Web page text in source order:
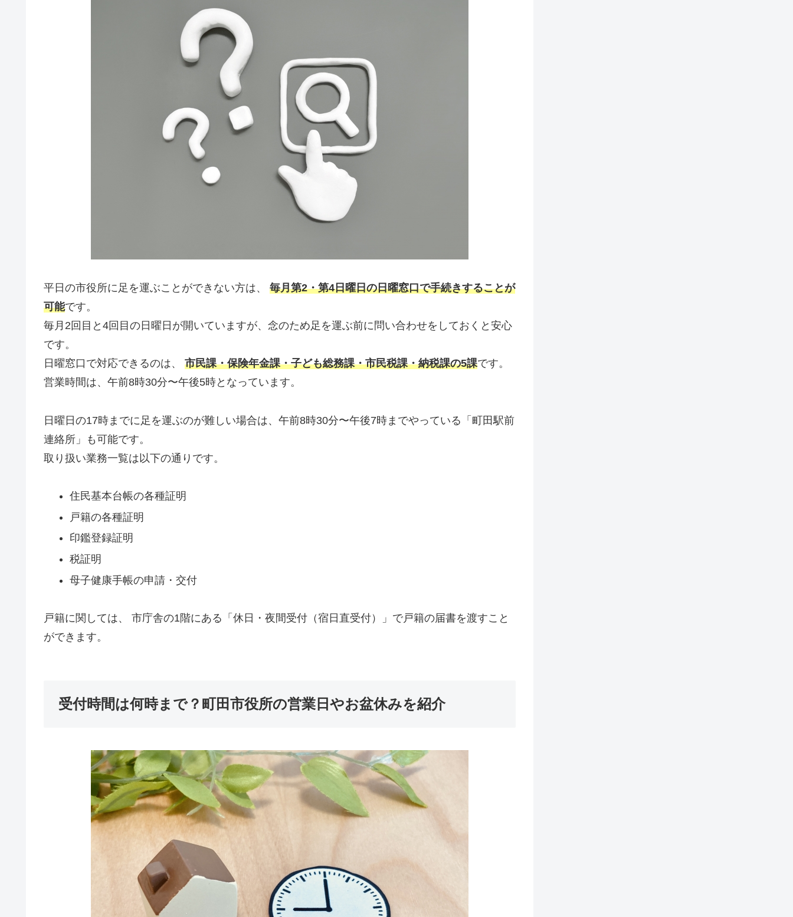
平日の市役所に足を運ぶことができない方は、 毎月第2・第4日曜日の日曜窓口で手続きすることが
可能です。
毎月2回目と4回目の日曜日が開いていますが、念のため足を運ぶ前に問い合わせをしておくと安心
です。
日曜窓口で対応できるのは、 市民課・保険年金課・子ども総務課・市民税課・納税課の5課です。
営業時間は、午前8時30分〜午後5時となっています。
日曜日の17時までに足を運ぶのが難しい場合は、午前8時30分〜午後7時までやっている「町田駅前
連絡所」も可能です。
取り扱い業務一覧は以下の通りです。
住民基本台帳の各種証明
戸籍の各種証明
印鑑登録証明
税証明
母子健康手帳の申請・交付
戸籍に関しては、 市庁舎の1階にある「休日・夜間受付（宿日直受付）」で戸籍の届書を渡すこと
ができます。
受付時間は何時まで？町田市役所の営業日やお盆休みを紹介